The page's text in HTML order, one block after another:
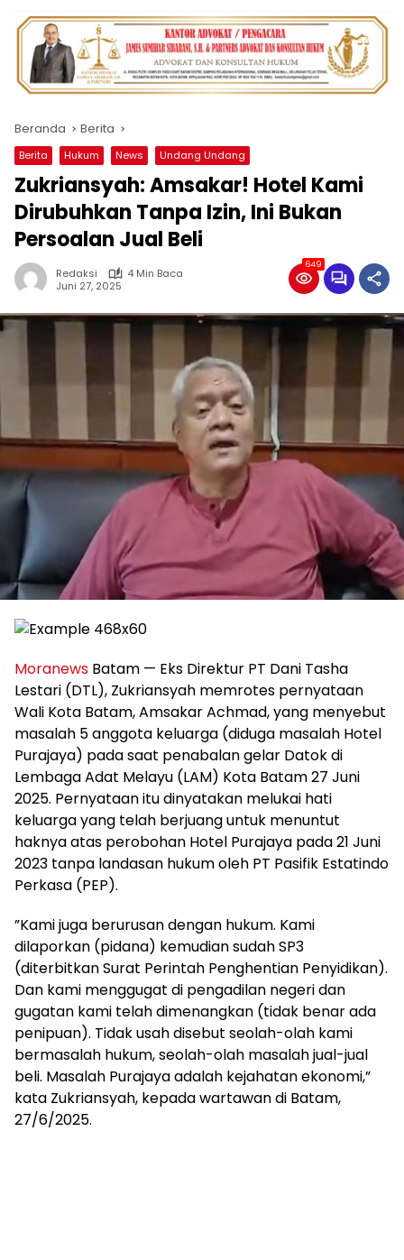
Beranda Berita
Berita Hukum News Undang Undang
Zukriansyah: Amsakar! Hotel Kami
Dirubuhkan Tanpa Izin, Ini Bukan
Persoalan Jual Beli
Redaksi
4 Min Baca
Juni 27, 2025
649
Moranews Batam — Eks Direktur PT Dani Tasha
Lestari (DTL), Zukriansyah memrotes pernyataan
Wali Kota Batam, Amsakar Achmad, yang menyebut
masalah 5 anggota keluarga (diduga masalah Hotel
Purajaya) pada saat penabalan gelar Datok di
Lembaga Adat Melayu (LAM) Kota Batam 27 Juni
2025. Pernyataan itu dinyatakan melukai hati
keluarga yang telah berjuang untuk menuntut
haknya atas perobohan Hotel Purajaya pada 21 Juni
2023 tanpa landasan hukum oleh PT Pasifik Estatindo
Perkasa (PEP).
”Kami juga berurusan dengan hukum. Kami
dilaporkan (pidana) kemudian sudah SP3
(diterbitkan Surat Perintah Penghentian Penyidikan).
Dan kami menggugat di pengadilan negeri dan
gugatan kami telah dimenangkan (tidak benar ada
penipuan). Tidak usah disebut seolah-olah kami
bermasalah hukum, seolah-olah masalah jual-jual
beli. Masalah Purajaya adalah kejahatan ekonomi,”
kata Zukriansyah, kepada wartawan di Batam,
27/6/2025.